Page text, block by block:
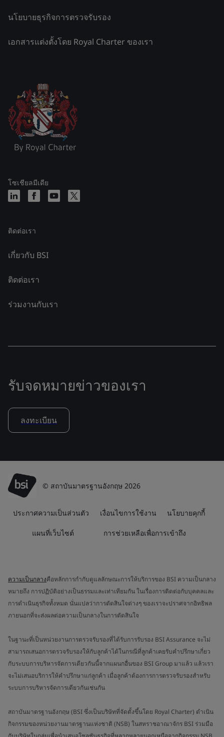
นโยบายธุรกิจการตรวจรับรอง
เอกสารแต่งตั้งโดย Royal Charter ของเรา
โซเชียลมีเดีย
ติดต่อเรา
เกี่ยวกับ BSI
ติดต่อเรา
ร่วมงานกับเรา
รับจดหมายข่าวของเรา
ลงทะเบียน
© สถาบันมาตรฐานอังกฤษ 2026
ประกาศความเป็นส่วนตัว เงื่อนไขการใช้งาน นโยบายคุกกี้
แผนที่เว็บไซต์ การช่วยเหลือเพื่อการเข้าถึง
ความเป็นกลางคือหลักการกำกับดูแลลักษณะการให้บริการของ BSI ความเป็นกลาง
หมายถึง การปฏิบัติอย่างเป็นธรรมและเท่าเทียมกัน ในเรื่องการติดต่อกับบุคคลและ
การดำเนินธุรกิจทั้งหมด นั่นแปลว่าการตัดสินใจต่างๆ ของเราจะปราศจากอิทธิพล
ภายนอกที่จะส่งผลต่อความเป็นกลางในการตัดสินใจ
ในฐานะที่เป็นหน่วยงานการตรวจรับรองที่ได้รับการรับรอง BSI Assurance จะไม่
สามารถเสนอการตรวจรับรองให้กับลูกค้าได้ในกรณีที่ลูกค้าเคยรับคำปรึกษาเกี่ยว
กับระบบการบริหารจัดการเดียวกันนี้จากแผนกอื่นของ BSI Group มาแล้ว แล้วเรา
จะไม่เสนอบริการให้คำปรึกษาแก่ลูกค้า เมื่อลูกค้าต้องการการตรวจรับรองสำหรับ
ระบบการบริหารจัดการเดียวกันเช่นกัน
สถาบันมาตรฐานอังกฤษ (BSI ซึ่งเป็นบริษัทที่จัดตั้งขึ้นโดย Royal Charter) ดำเนิน
กิจกรรมของหน่วยงานมาตรฐานแห่งชาติ (NSB) ในสหราชอาณาจักร BSI ร่วมมือ